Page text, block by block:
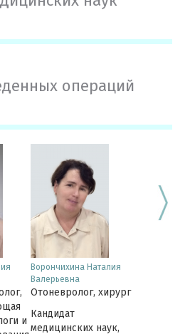
операций
и
Ворончихина Наталия
Валерьевна
Отоневролог, хирург
Кандидат
медицинских наук,